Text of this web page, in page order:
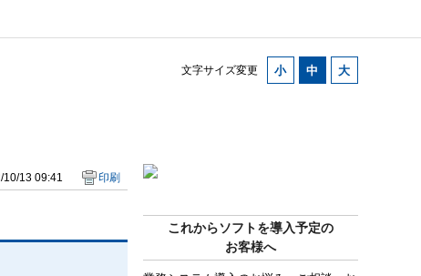
文字サイズ変更
これからソフトを導入予定の
お客様へ
10/13 09:41 印刷